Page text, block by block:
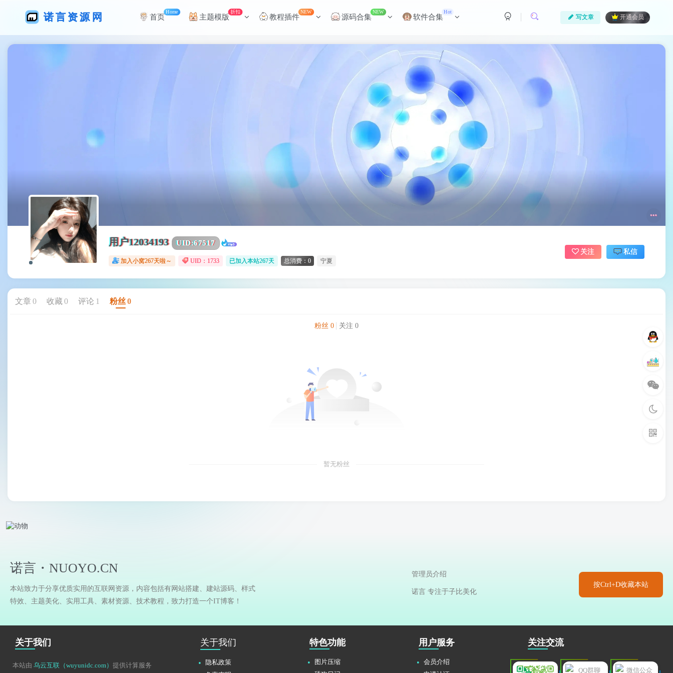
首页
Home
主题模版
折扣
教程插件
NEW
源码合集
NEW
软件合集
Hot
写文章 开通会员
用户12034193 UID:67517
加入小窝267天啦～ UID：1733 已加入本站267天 总消费：0 宁夏
关注 私信
文章0 收藏 0 评论 1 粉丝0
粉丝 0 关注 0
暂无粉丝
诺言・NUOYO.CN
本站致力于分享优质实用的互联网资源，内容包括有网站搭建、建站源码、样式
特效、主题美化、实用工具、素材资源、技术教程，致力打造一个IT博客！
按Ctrl+D收藏本站
管理员介绍
诺言 专注于子比美化
关于我们
本站由 乌云互联（wuyunidc.com） 提供计算服务
关于我们
隐私政策
特色功能
图片压缩
用户服务
会员介绍
关注交流